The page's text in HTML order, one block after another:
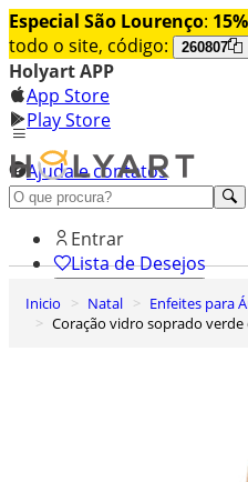
Especial São Lourenço:
todo o site, código:
260807
Holyart APP
App Store
Play Store
Ajuda e contatos
Conheça premium
Entrar
Lista de Desejos
Carrinho de Compras
Inicio Natal Enfeites para
Coração vidro soprado